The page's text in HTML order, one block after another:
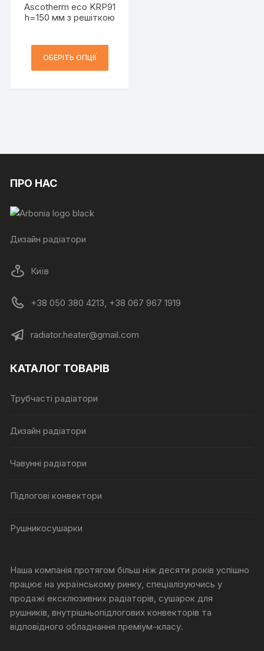
Ascotherm eco KRP91
h=150 мм з решіткою
ОБЕРІТЬ ОПЦІЇ
ПРО НАС
Дизайн радіатори
Київ
+38 050 380 4213, +38 067 967 1919
radiator.heater@gmail.com
КАТАЛОГ ТОВАРІВ
Трубчасті радіатори
Дизайн радіатори
Чавунні радіатори
Підлогові конвектори
Рушникосушарки
Наша компанія протягом більш ніж десяти років успішно
працює на українському ринку, спеціалізуючись у
продажі ексклюзивних радіаторів, сушарок для
рушників, внутрішньопідлогових конвекторів та
відповідного обладнання преміум-класу.